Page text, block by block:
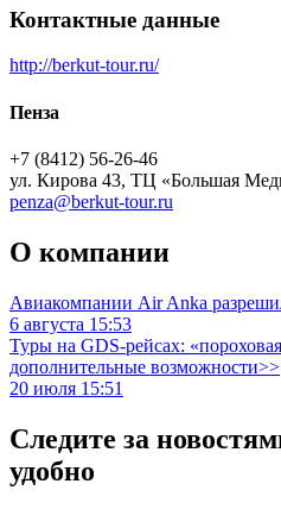
Контактные данные
http://berkut-tour.ru/
Пенза
+7 (8412) 56-26-46
ул. Кирова 43, ТЦ «Большая
penza@berkut-tour.ru
О компании
Авиакомпании Air Anka
6 августа 15:53
Туры на GDS-рейсах:
дополнительные возможности>>
20 июля 15:51
Следите за
удобно